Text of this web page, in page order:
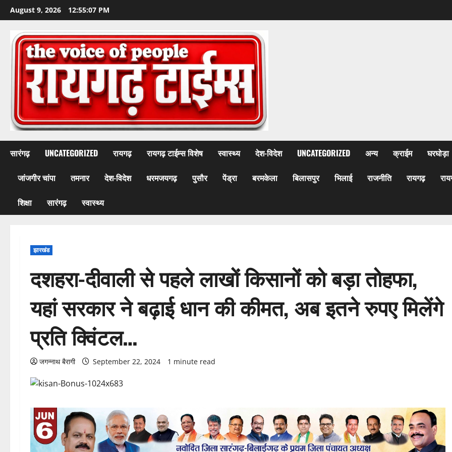
Skip
to
content
August 9, 2026 12:55:10 PM
सारंगढ़ UNCATEGORIZED रायगढ़ रायगढ़ टाईम्स विशेष स्वास्थ्य देश-विदेश UNCATEGORIZED अन्य क्राईम घरघोड़ा
जांजगीर चांपा तमनार देश-विदेश धरमजयगढ़ पुसौर पेंड्रा बरमकेला बिलासपुर भिलाई राजनीति रायगढ़
शिक्षा सारंगढ़ स्वास्थ्य
झारखंड
दशहरा-दीवाली से पहले लाखों किसानों को बड़ा तोहफा,
यहां सरकार ने बढ़ाई धान की कीमत, अब इतने रुपए मिलेंगे
प्रति क्विंटल…
जगन्नाथ बैरागी September 22, 2024 1 minute read